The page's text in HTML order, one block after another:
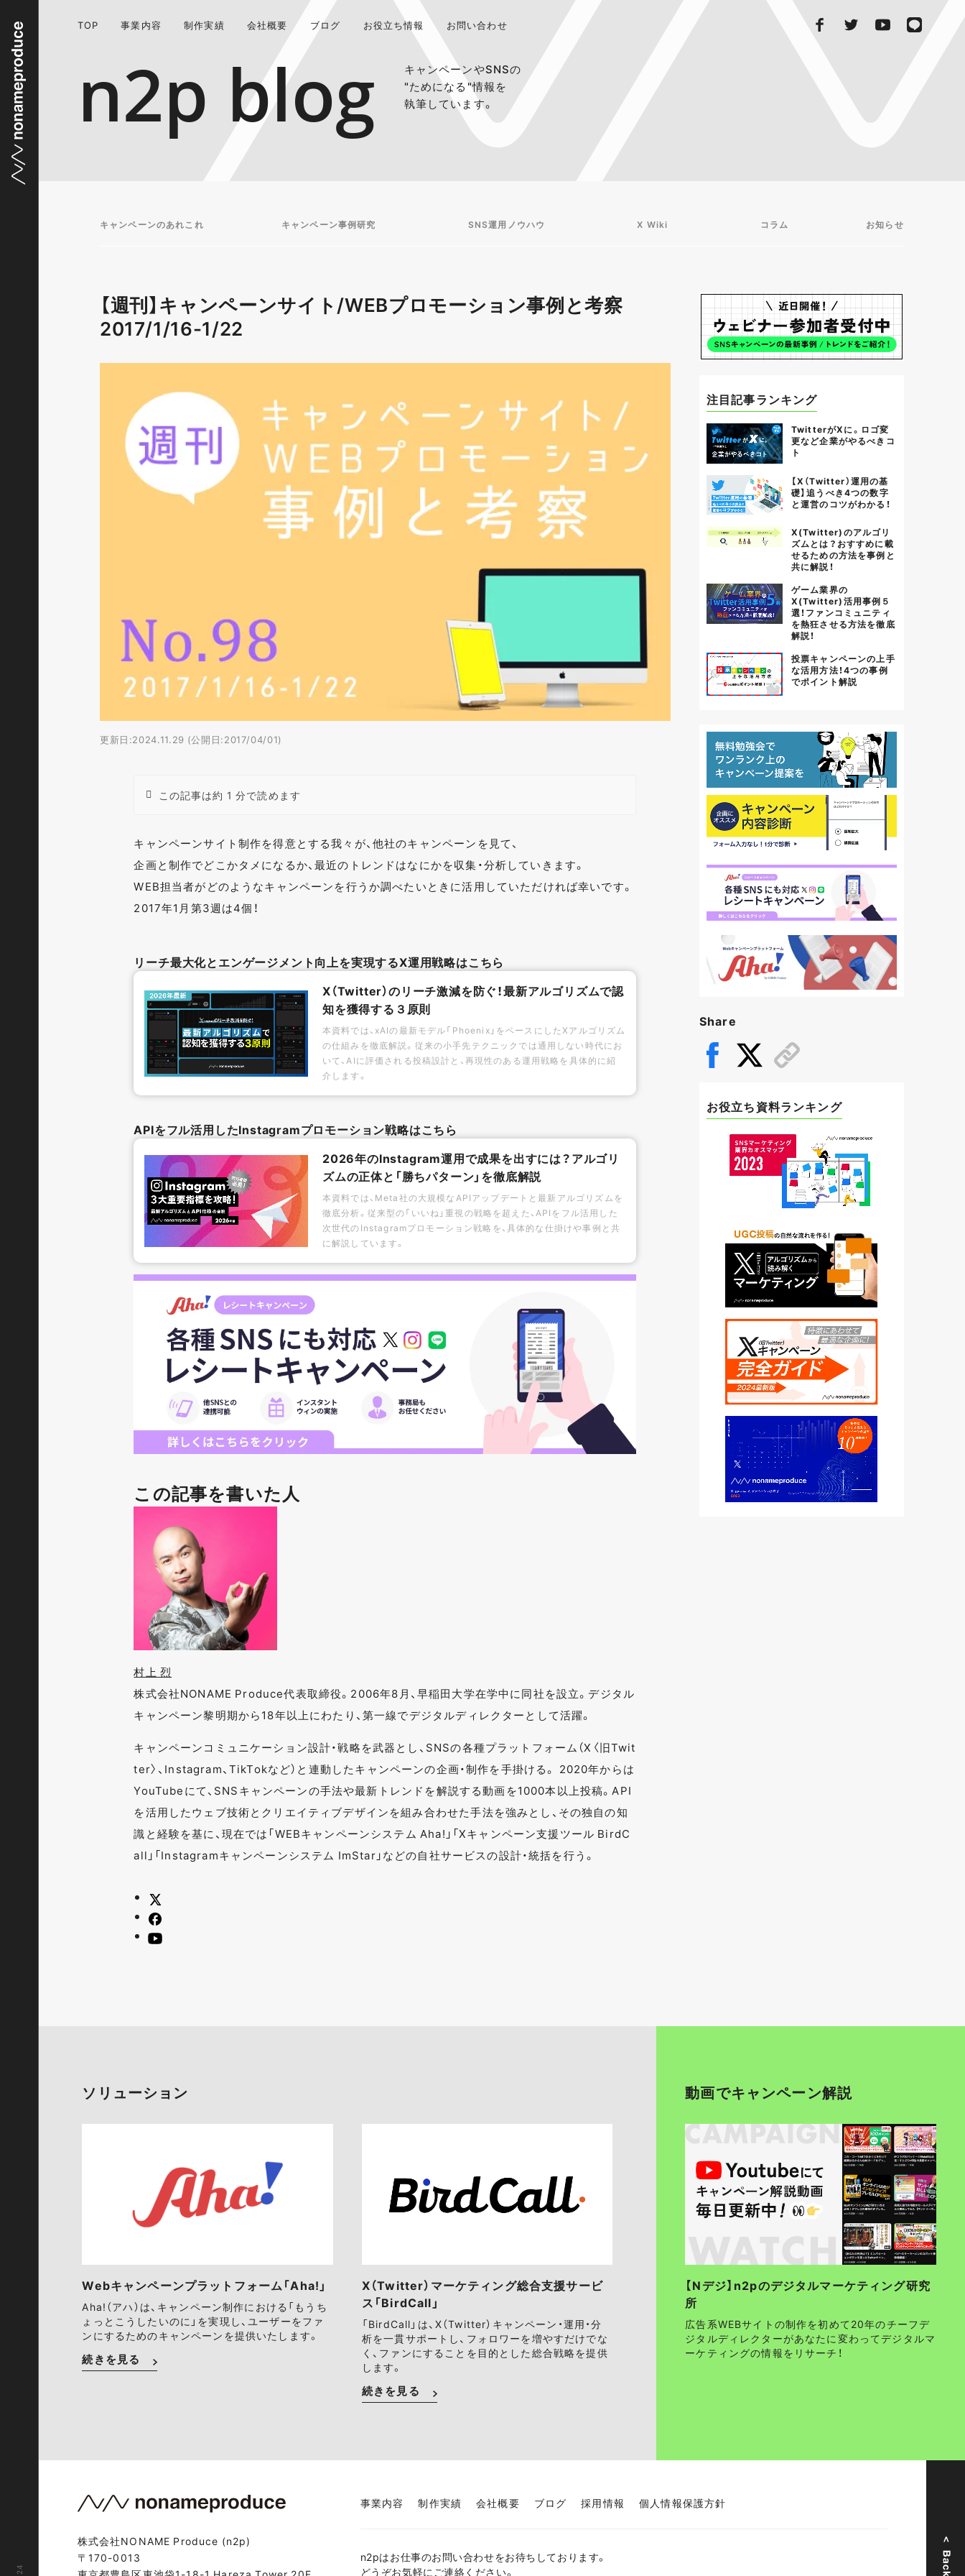
TOP 事業内容 制作実績 会社概要 ブログ お役立ち情報 お問い合わせ
n2p blog
キャンペーンやSNSの
"ためになる"情報を
執筆しています。
キャンペーンのあれこれ キャンペーン事例研究 SNS運用ノウハウ X Wiki コラム お知らせ
【週刊】キャンペーンサイト/WEBプロモーション事例と考察
2017/1/16-1/22
更新日:2024.11.29 (公開日:2017/04/01)
この記事は約 1 分で読めます
キャンペーンサイト制作を得意とする我々が、他社のキャンペーンを見て、
企画と制作でどこかタメになるか、最近のトレンドはなにかを収集・分析していきます。
WEB担当者がどのようなキャンペーンを行うか調べたいときに活用していただければ幸いです。
2017年1月第3週は4個！
リーチ最大化とエンゲージメント向上を実現するX運用戦略はこちら
X（Twitter）のリーチ激減を防ぐ！最新アルゴリズムで認
知を獲得する３原則
本資料では、xAIの最新モデル「Phoenix」をベースにしたXアルゴリズム
の仕組みを徹底解説。従来の小手先テクニックでは通用しない時代にお
いて、AIに評価される投稿設計と、再現性のある運用戦略を具体的に紹
介します。
APIをフル活用したInstagramプロモーション戦略はこちら
2026年のInstagram運用で成果を出すには？アルゴリ
ズムの正体と「勝ちパターン」を徹底解説
本資料では、Meta社の大規模なAPIアップデートと最新アルゴリズムを
徹底分析。従来型の「いいね」重視の戦略を超えた、APIをフル活用した
次世代のInstagramプロモーション戦略を、具体的な仕掛けや事例と共
に解説しています。
この記事を書いた人
村上 烈
株式会社NONAME Produce代表取締役。2006年8月、早稲田大学在学中に同社を設立。デジタル
キャンペーン黎明期から18年以上にわたり、第一線でデジタルディレクターとして活躍。
キャンペーンコミュニケーション設計・戦略を武器とし、SNSの各種プラットフォーム（X〈旧Twit
ter〉、Instagram、TikTokなど）と連動したキャンペーンの企画・制作を手掛ける。 2020年からは
YouTubeにて、SNSキャンペーンの手法や最新トレンドを解説する動画を1000本以上投稿。API
を活用したウェブ技術とクリエイティブデザインを組み合わせた手法を強みとし、その独自の知
識と経験を基に、現在では「WEBキャンペーンシステム Aha!」「Xキャンペーン支援ツール BirdC
all」「Instagramキャンペーンシステム ImStar」などの自社サービスの設計・統括を行う。
注目記事ランキング
TwitterがXに。ロゴ変
更など企業がやるべきコ
ト
【X（Twitter）運用の基
礎】追うべき4つの数字
と運営のコツがわかる！
X(Twitter)のアルゴリ
ズムとは？おすすめに載
せるための方法を事例と
共に解説！
ゲーム業界の
X(Twitter)活用事例５
選！ファンコミュニティ
を熱狂させる方法を徹底
解説！
投票キャンペーンの上手
な活用方法！4つの事例
でポイント解説
Share
お役立ち資料ランキング
ソリューション
Webキャンペーンプラットフォーム「Aha!」
Aha!（アハ）は、キャンペーン制作における「もうち
ょっとこうしたいのに」を実現し、ユーザーをファ
ンにするためのキャンペーンを提供いたします。
続きを見る
X（Twitter）マーケティング総合支援サービ
ス「BirdCall」
「BirdCall」は、X（Twitter）キャンペーン・運用・分
析を一貫サポートし、フォロワーを増やすだけでな
く、ファンにすることを目的とした総合戦略を提供
します。
続きを見る
動画でキャンペーン解説
【Nデジ】n2pのデジタルマーケティング研究
所
広告系WEBサイトの制作を初めて20年のチーフデ
ジタルディレクターがあなたに変わってデジタルマ
ーケティングの情報をリサーチ！
株式会社NONAME Produce (n2p)
〒170-0013
事業内容 制作実績 会社概要 ブログ 採用情報 個人情報保護方針
n2pはお仕事のお問い合わせをお待ちしております。
どうぞお気軽にご連絡ください。